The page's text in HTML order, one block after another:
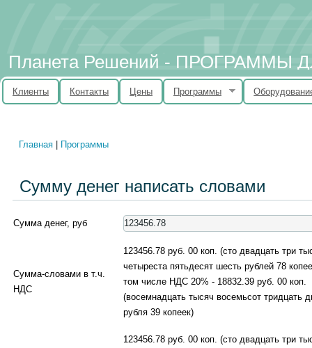
Планета Решений - ПРОГРАММЫ
Клиенты Контакты Цены Программы
Вы здесь
Главная | Программы
Сумму денег написать словами
Сумма денег, руб
Сумма-словами в т.ч.
НДС
123456.78 руб. 00 коп. (сто двадцать три
четыреста пятьдесят шесть рублей 78
том числе НДС 20% - 18832.39 руб. 00 коп.
(восемнадцать тысяч восемьсот тридцать
рубля 39 копеек)
123456.78 руб. 00 коп. (сто двадцать три